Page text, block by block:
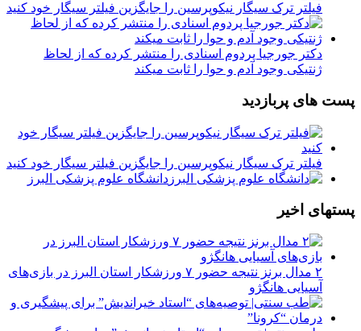
فیلتر ترک سیگار نیکوپرسین را جایگزین فیلتر سیگار خود کنید
دکتر جورجیا پردوم اسنادی را منتشر کرده که از لحاظ
ژنتیکی وجود آدم و حوا را ثابت میکند
پست های پربازدید
فیلتر ترک سیگار نیکوپرسین را جایگزین فیلتر سیگار خود کنید
دانشگاه علوم پزشکی البرز
پستهای اخیر
۲ مدال برنز نتیجه حضور ۷ ورزشکار استان البرز در بازی‌های
آسیایی هانگژو